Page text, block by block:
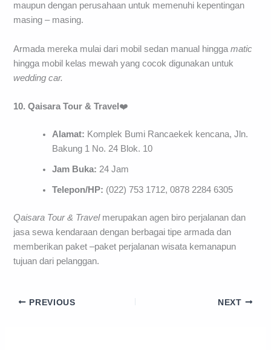
maupun dengan perusahaan untuk memenuhi kepentingan
masing – masing.
Armada mereka mulai dari mobil sedan manual hinggamatic
hingga mobil kelas mewah yang cocok digunakan untuk
wedding car.
10. Qaisara Tour & Travel ❤️
Alamat: Komplek Bumi Rancaekek kencana, Jln.
Bakung 1 No. 24 Blok. 10
Jam Buka: 24 Jam
Telepon/HP: (022) 753 1712, 0878 2284 6305
Qaisara Tour & Travelmerupakan agen biro perjalanan dan
jasa sewa kendaraan dengan berbagai tipe armada dan
memberikan paket –paket perjalanan wisata kemanapun
tujuan dari pelanggan.
PREVIOUS NEXT